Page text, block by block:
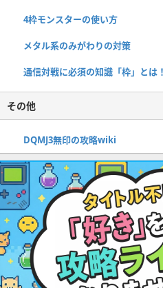
4枠モンスターの使い方
メタル系のみがわりの対策
通信対戦に必須の知識「枠」とは！
その他
DQMJ3無印の攻略wiki